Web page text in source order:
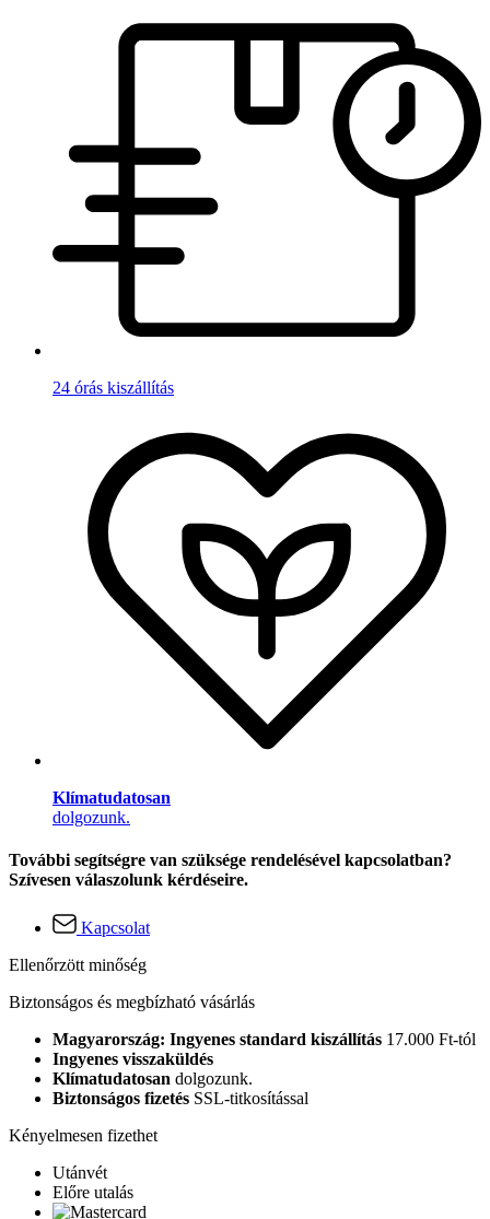
24 órás kiszállítás
Klímatudatosan
dolgozunk.
További segítségre van szüksége rendelésével kapcsolatban?
Szívesen válaszolunk kérdéseire.
Kapcsolat
Ellenőrzött minőség
Biztonságos és megbízható vásárlás
Magyarország: Ingyenes standard kiszállítás 17.000 Ft-tól
Ingyenes visszaküldés
Klímatudatosan dolgozunk.
Biztonságos fizetés SSL-titkosítással
Kényelmesen fizethet
Utánvét
Előre utalás